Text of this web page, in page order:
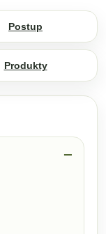
Postup
Produkty